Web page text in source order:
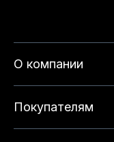
О компании
Покупателям